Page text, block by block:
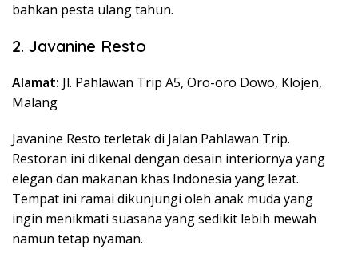
bahkan pesta ulang tahun.
2. Javanine Resto
Alamat: Jl. Pahlawan Trip A5, Oro-oro Dowo, Klojen,
Malang
Javanine Resto terletak di Jalan Pahlawan Trip.
Restoran ini dikenal dengan desain interiornya yang
elegan dan makanan khas Indonesia yang lezat.
Tempat ini ramai dikunjungi oleh anak muda yang
ingin menikmati suasana yang sedikit lebih mewah
namun tetap nyaman.